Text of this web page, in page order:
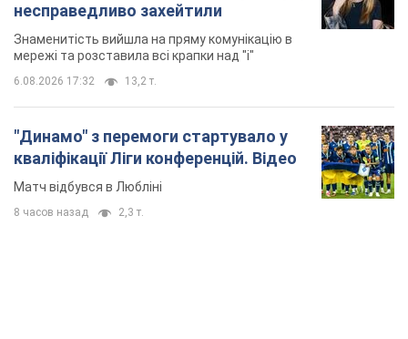
несправедливо захейтили
Знаменитість вийшла на пряму комунікацію в
мережі та розставила всі крапки над "і"
6.08.2026 17:32 13,2 т.
"Динамо" з перемоги стартувало у
кваліфікації Ліги конференцій. Відео
Матч відбувся в Любліні
8 часов назад 2,3 т.